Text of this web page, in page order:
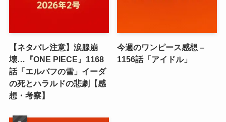
【ネタバレ注意】涙腺崩
壊…『ONE PIECE』1168
話「エルバフの雪」イーダ
の死とハラルドの悲劇【感
想・考察】
今週のワンピース感想 –
1156話「アイドル」